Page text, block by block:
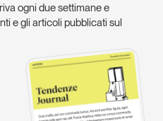
ogni due settimane e
e gli articoli pubblicati sul